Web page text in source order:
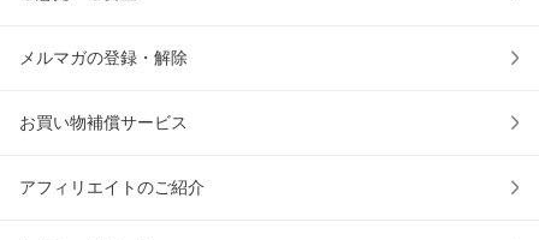
メルマガの登録・解除
お買い物補償サービス
アフィリエイトのご紹介